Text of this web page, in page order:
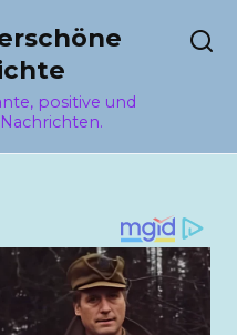
positive und